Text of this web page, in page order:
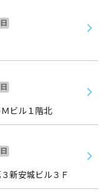
日
日
ビル１階北
日
新安城ビル３Ｆ